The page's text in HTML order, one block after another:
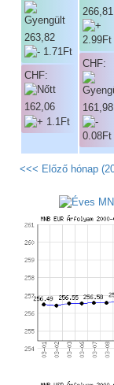
263,82
CHF:
162,06
266,81
CHF:
161,98
<<< Előző hónap